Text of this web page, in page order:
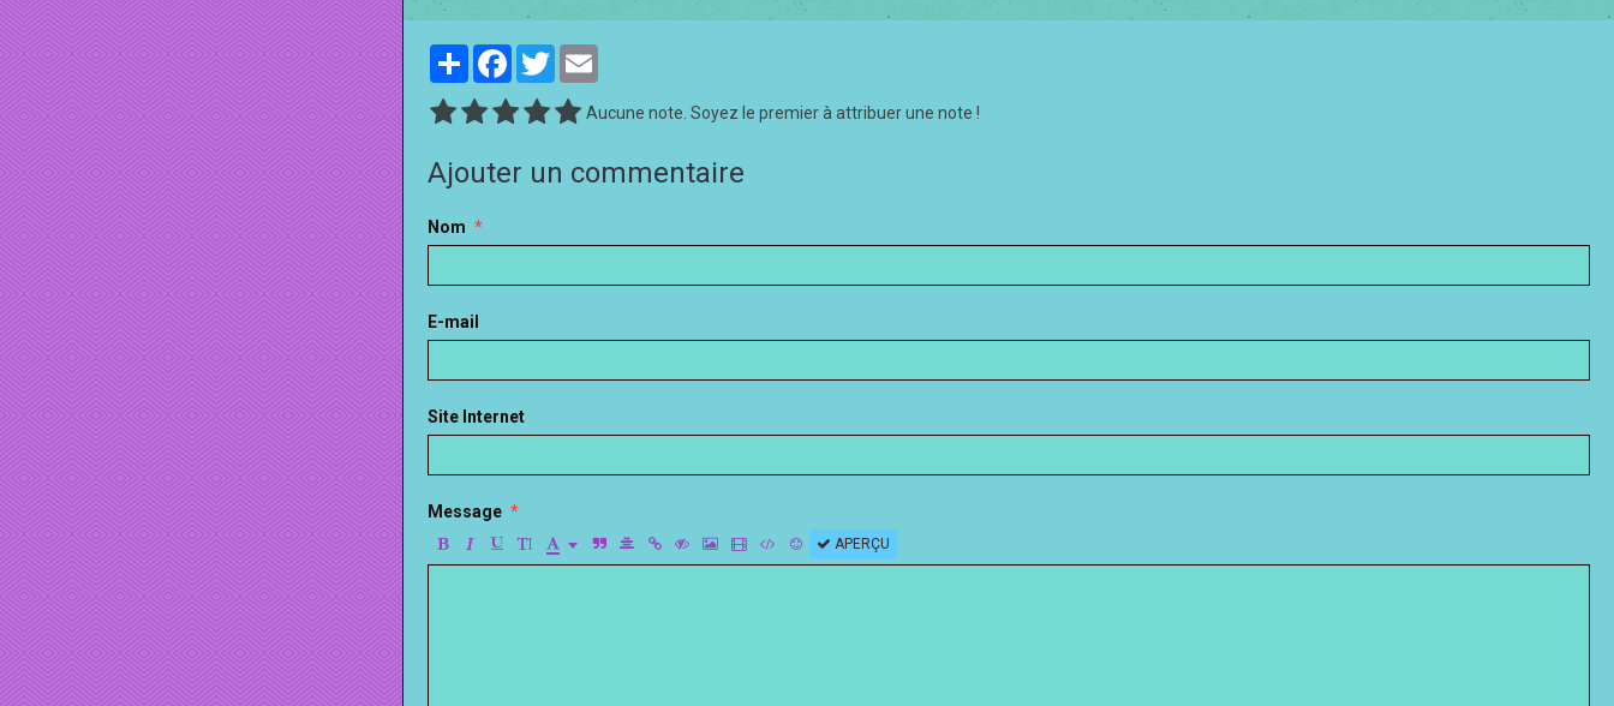
PartagerFacebookTwitter
Aucune note. Soyez le premier à attribuer une note !
Ajouter un commentaire
Nom
E-mail
Site Internet
Message
APERÇU